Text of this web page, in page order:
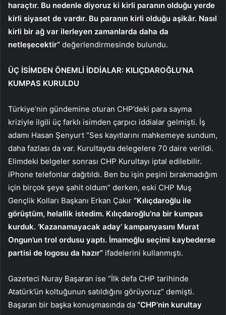
haraçtır. Bu nedenle diyoruz ki kirli paranın olduğu yerde
kirli siyaset de vardır. Bu paranın kirli olduğu aşikâr. Nasıl
kirli bir ağ var ilerleyen zamanlarda daha da
netleşecektir” değerlendirmesinde bulundu.
ÜÇ İSİMDEN ÖNEMLİ İDDİALAR: KILIÇDAROĞLU’NA
KUMPAS KURULDU
Türkiye’nin gündemine oturan CHP’deki para sayma
kriziyle ilgili üç farklı isimden çarpıcı iddialar gelmişti. İş
adamı Hasan Şenyurt “Ses kayıtlarını mahkemeye sundum,
daha fazlası da var. Kurultayda delegelere 70 daire verildi.
Elimdeki belgeler sonrası CHP Kurultayı iptal edilebilir.
iPhone telefonlar dağıtıldı. Ben bu işin peşini bırakmadığım
için birçok şeye şahit oldum” derken, eski CHP Muş
Gençlik Kolları Başkanı Erkan Çakır “Kılıçdaroğlu ile
görüştüm, helallik istedim. Kılıçdaroğlu’na bir kumpas
kurduk. ‘Kazanamayacak aday’ kampanyasını Murat
Ongun’un trol ordusu yaptı. İmamoğlu seçimi kaybederse
partisi de logosu da hazır” ifadelerini kullanmıştı.
Gazeteci Nuray Başaran ise “İlk defa CHP tarihinde
Atatürk’ün koltuğunun satıldığını görüyoruz” demişti.
Başaran bir başka konuşmasında da “CHP’nin kurultay